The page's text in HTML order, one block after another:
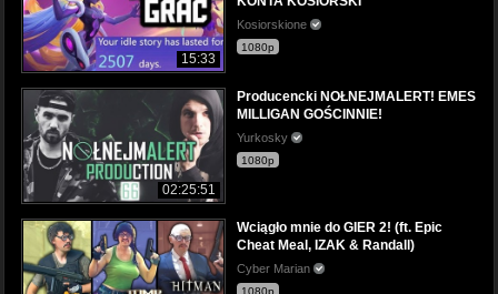
15:33
Kosiorskione
1080p
02:25:51
Producencki NOŁNEJMALERT! EMES
MILLIGAN GOŚCINNIE!
Yurkosky
1080p
Wciągło mnie do GIER 2! (ft. Epic
Cheat Meal, IZAK & Randall)
Cyber Marian
1080p